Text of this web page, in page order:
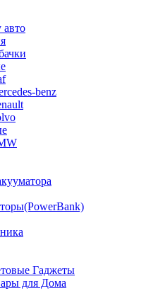
benz
Гаджеты
для Дома